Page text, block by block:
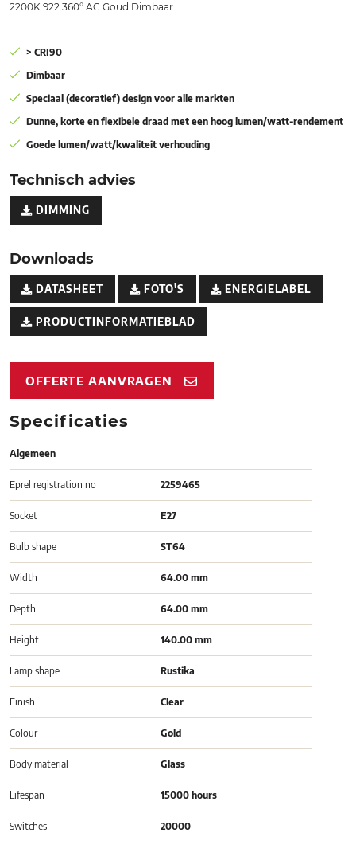
2200K 922 360° AC Goud Dimbaar
> CRI90
Dimbaar
Speciaal (decoratief) design voor alle markten
Dunne, korte en flexibele draad met een hoog lumen/watt-rendement
Goede lumen/watt/kwaliteit verhouding
Technisch advies
DIMMING
Downloads
DATASHEET FOTO'S ENERGIELABEL
PRODUCTINFORMATIEBLAD
OFFERTE AANVRAGEN
Specificaties
Algemeen
Eprel registration no 2259465
Socket E27
Bulb shape ST64
Width 64.00 mm
Depth 64.00 mm
Height 140.00 mm
Lamp shape Rustika
Finish Clear
Colour Gold
Body material Glass
Lifespan 15000 hours
Switches 20000